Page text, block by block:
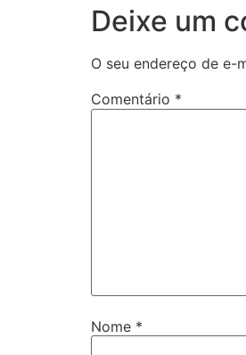
Deixe um
O seu endereço de e-
Comentário *
Nome *